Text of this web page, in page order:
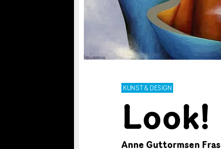
KUNST & DESIGN
Look!
Anne Guttormsen